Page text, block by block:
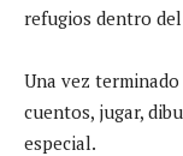
refugios dentro
Una vez
cuentos, jugar,
especial.